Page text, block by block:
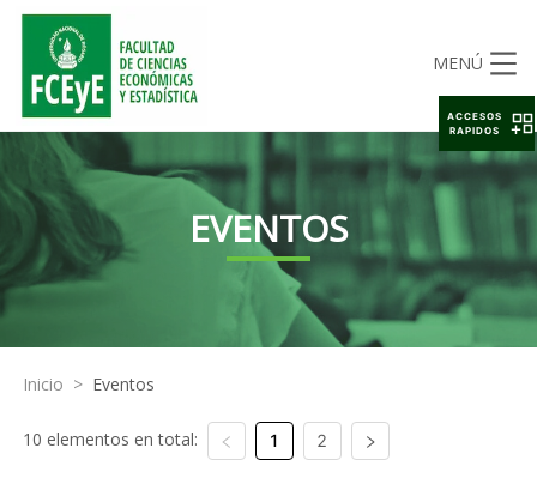
MENÚ
EVENTOS
Inicio > Eventos
10 elementos en total: 1 2
ACCESOS
RAPIDOS